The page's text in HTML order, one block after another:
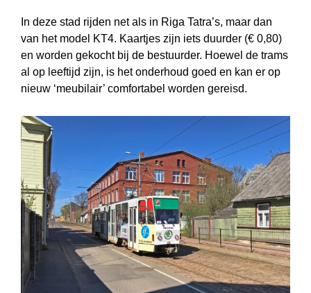
In deze stad rijden net als in Riga Tatra’s, maar dan
van het model KT4. Kaartjes zijn iets duurder (€ 0,80)
en worden gekocht bij de bestuurder. Hoewel de trams
al op leeftijd zijn, is het onderhoud goed en kan er op
nieuw ‘meubilair’ comfor­tabel worden gereisd.